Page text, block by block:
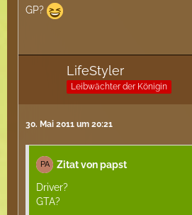
GP?
LifeStyler
Leibwächter der Königin
30. Mai 2011 um 20:21
Zitat von papst
Driver?
GTA?